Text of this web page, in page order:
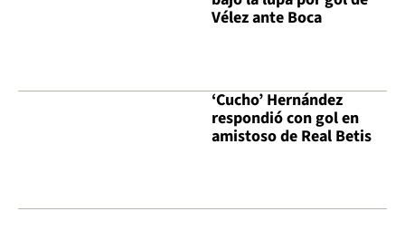
Vélez ante Boca
‘Cucho’ Hernández
respondió con gol en
amistoso de Real Betis